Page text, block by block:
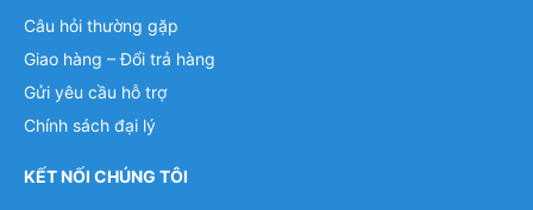
Câu hỏi thường gặp
Giao hàng – Đổi trả hàng
Gửi yêu cầu hỗ trợ
Chính sách đại lý
KẾT NỐI CHÚNG TÔI